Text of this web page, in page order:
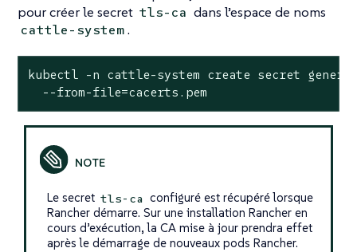
pour créer le secret tls-ca dans l’espace de noms
cattle-system.
kubectl -n cattle-system create secret
  --from-file=cacerts.pem
Le secret tls-ca configuré est récupéré lorsque
Rancher démarre. Sur une installation Rancher en
cours d’exécution, la CA mise à jour prendra effet
après le démarrage de nouveaux pods Rancher.